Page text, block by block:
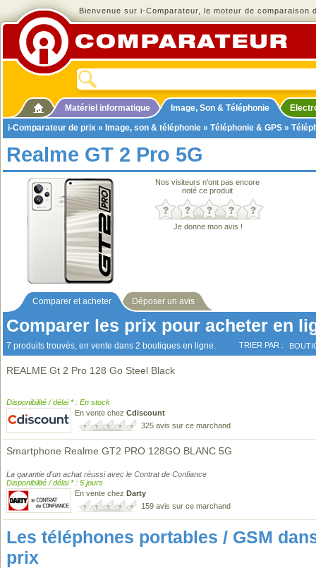
Bienvenue sur i-Comparateur, le moteur de comparaison
Matériel informatique Image, Son & Téléphonie
i-Comparateur de prix » Image, son & téléphonie » Téléphonie & GPS »
Realme GT 2 Pro 5G
Nos visiteurs n'ont pas encore
noté ce produit
Je donne mon avis !
Comparer et acheter Déposer un avis
Comparer les prix pour acheter en
7 produits trouvés, en vente dans 2 boutiques en ligne. TRIER PAR :
REALME Gt 2 Pro 128 Go Steel Black
Disponibilité / délai * : En stock
En vente chez Cdiscount
325 avis sur ce marchand
Smartphone Realme GT2 PRO 128GO BLANC 5G
La garantie d'un achat réussi avec le Contrat de Confiance
Disponibilité / délai * : 5 jours
En vente chez Darty
159 avis sur ce marchand
Les téléphones portables / GSM
prix